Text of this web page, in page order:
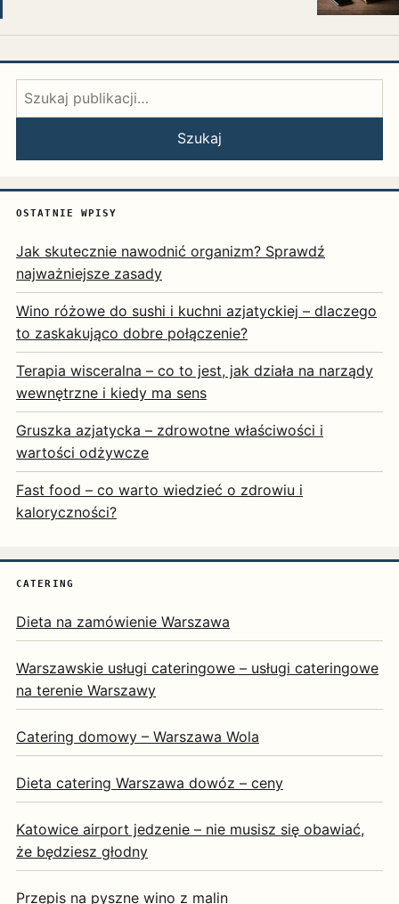
Szukaj:
Szukaj
OSTATNIE WPISY
Jak skutecznie nawodnić organizm? Sprawdź
najważniejsze zasady
Wino różowe do sushi i kuchni azjatyckiej – dlaczego
to zaskakująco dobre połączenie?
Terapia wisceralna – co to jest, jak działa na narządy
wewnętrzne i kiedy ma sens
Gruszka azjatycka – zdrowotne właściwości i
wartości odżywcze
Fast food – co warto wiedzieć o zdrowiu i
kaloryczności?
CATERING
Dieta na zamówienie Warszawa
Warszawskie usługi cateringowe – usługi cateringowe
na terenie Warszawy
Catering domowy – Warszawa Wola
Dieta catering Warszawa dowóz – ceny
Katowice airport jedzenie – nie musisz się obawiać,
że będziesz głodny
Przepis na pyszne wino z malin